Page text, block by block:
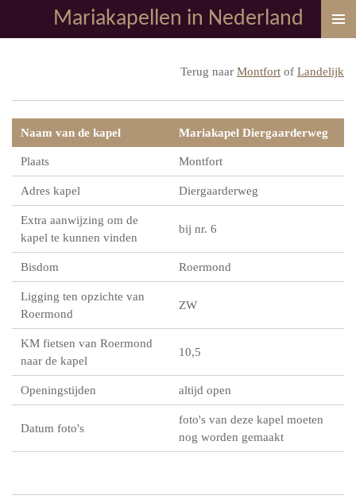
direct
Mariakapellen in Nederland
Terug naar Montfort of Landelijk
Naam van de kapel Mariakapel Diergaarderweg
Plaats Montfort
Adres kapel Diergaarderweg
Extra aanwijzing om de
kapel te kunnen vinden
bij nr. 6
Bisdom Roermond
Ligging ten opzichte van
Roermond
ZW
KM fietsen van Roermond
naar de kapel
10,5
Openingstijden altijd open
Datum foto's
foto's van deze kapel moeten
nog worden gemaakt